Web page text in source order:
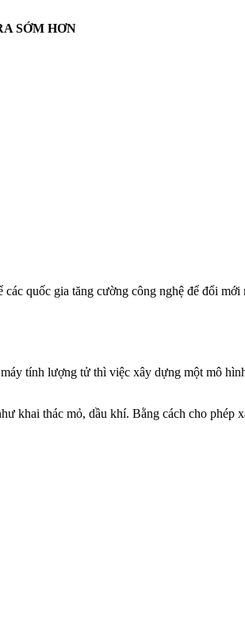
SỚM HƠN
quốc gia tăng cường công nghệ để đổi
tính lượng tử thì việc xây dựng một mô
khai thác mỏ, dầu khí. Bằng cách cho